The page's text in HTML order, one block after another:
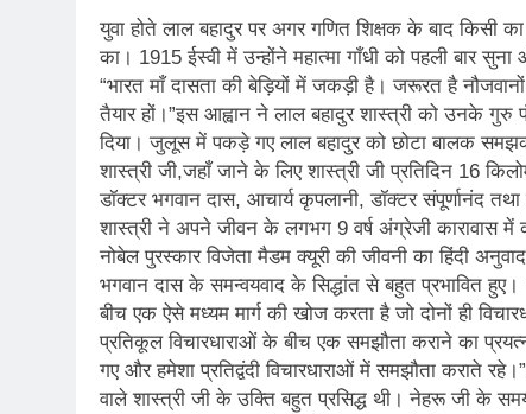
युवा होते लाल बहादुर पर अगर गणित शिक्षक के बाद किसी का
का। 1915 ईस्वी में उन्होंने महात्मा गाँधी को पहली बार
“भारत माँ दासता की बेड़ियों में जकड़ी है। जरूरत है
तैयार हों।”इस आह्वान ने लाल बहादुर शास्त्री को उनके गुरु
दिया। जुलूस में पकड़े गए लाल बहादुर को छोटा बालक
शास्त्री जी,जहाँ जाने के लिए शास्त्री जी प्रतिदिन 16
डॉक्टर भगवान दास, आचार्य कृपलानी, डॉक्टर संपूर्णानंद
शास्त्री ने अपने जीवन के लगभग 9 वर्ष अंग्रेजी कारावास
नोबेल पुरस्कार विजेता मैडम क्यूरी की जीवनी का हिंदी
भगवान दास के समन्वयवाद के सिद्धांत से बहुत प्रभावित हुए।
बीच एक ऐसे मध्यम मार्ग की खोज करता है जो दोनों ही
प्रतिकूल विचारधाराओं के बीच एक समझौता कराने का
गए और हमेशा प्रतिद्वंदी विचारधाराओं में समझौता कराते
वाले शास्त्री जी के उक्ति बहुत प्रसिद्ध थी। नेहरू जी के